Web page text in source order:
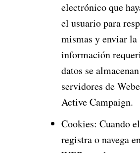
electrónico que
el usuario para
mismas y enviar la
información
datos se
servidores de
Active Campaign.
Cookies: Cuando
registra o navega